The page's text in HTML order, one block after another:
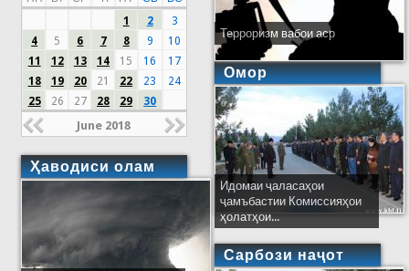
1
2
3
4
5 6 7 8 9
10
11
12 13 14 15 16
17
18
19 20 21 22 23
24
25
26 27 28 29 30
June 2018
Ҳаводиси олам
Терроризм вабои аср
Омор
Идомаи ҷаласаҳои
ҷамъбастии Комиссияҳои
ҳолатҳои...
Сарбози наҷот